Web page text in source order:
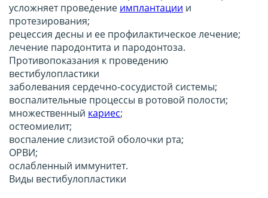
усложняет проведение имплантации и
протезирования;
рецессия десны и ее профилактическое лечение;
лечение пародонтита и пародонтоза.
Противопоказания к проведению
вестибулопластики
заболевания сердечно-сосудистой системы;
воспалительные процессы в ротовой полости;
множественный кариес;
остеомиелит;
воспаление слизистой оболочки рта;
ОРВИ;
ослабленный иммунитет.
Виды вестибулопластики